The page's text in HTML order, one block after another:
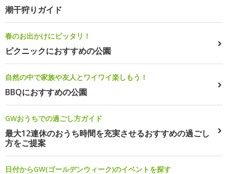
潮干狩りガイド
春のお出かけにピッタリ！
ピクニックにおすすめの公園
自然の中で家族や友人とワイワイ楽しもう！
BBQにおすすめの公園
GWおうちでの過ごし方ガイド
最大12連休のおうち時間を充実させるおすすめの過ごし
方をご提案
日付からGW(ゴールデンウィーク)のイベントを探す